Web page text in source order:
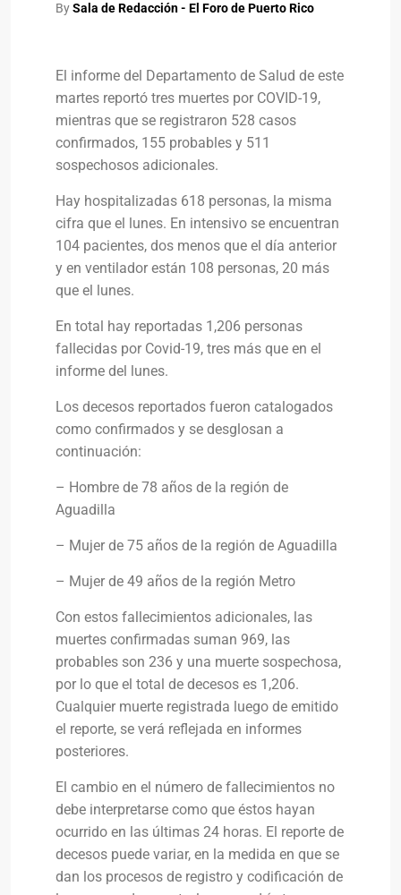
BySala de Redacción - El Foro de Puerto Rico
El informe del Departamento de Salud de este
martes reportó tres muertes por COVID-19,
mientras que se registraron 528 casos
confirmados, 155 probables y 511
sospechosos adicionales.
Hay hospitalizadas 618 personas, la misma
cifra que el lunes. En intensivo se encuentran
104 pacientes, dos menos que el día anterior
y en ventilador están 108 personas, 20 más
que el lunes.
En total hay reportadas 1,206 personas
fallecidas por Covid-19, tres más que en el
informe del lunes.
Los decesos reportados fueron catalogados
como confirmados y se desglosan a
continuación:
– Hombre de 78 años de la región de
Aguadilla
– Mujer de 75 años de la región de Aguadilla
– Mujer de 49 años de la región Metro
Con estos fallecimientos adicionales, las
muertes confirmadas suman 969, las
probables son 236 y una muerte sospechosa,
por lo que el total de decesos es 1,206.
Cualquier muerte registrada luego de emitido
el reporte, se verá reflejada en informes
posteriores.
El cambio en el número de fallecimientos no
debe interpretarse como que éstos hayan
ocurrido en las últimas 24 horas. El reporte de
decesos puede variar, en la medida en que se
dan los procesos de registro y codificación de